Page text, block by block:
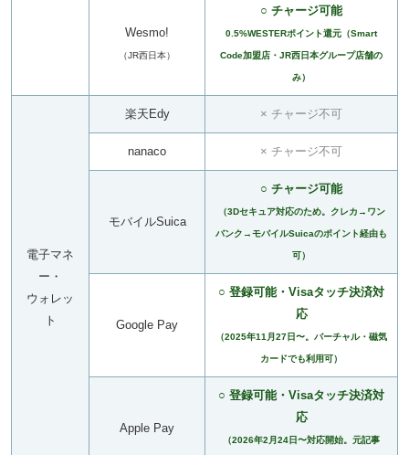
Wesmo!
（JR西日本）
○ チャージ可能
0.5%WESTERポイント還元（Smart
Code加盟店・JR西日本グループ店舗の
み）
電子マネ
ー・
ウォレッ
ト
楽天Edy × チャージ不可
nanaco × チャージ不可
モバイルSuica
○ チャージ可能
（3Dセキュア対応のため。クレカ→ワン
バンク→モバイルSuicaのポイント経由も
可）
Google Pay
○ 登録可能・Visaタッチ決済対
応
（2025年11月27日〜。バーチャル・磁気
カードでも利用可）
Apple Pay
○ 登録可能・Visaタッチ決済対
応
（2026年2月24日〜対応開始。元記事